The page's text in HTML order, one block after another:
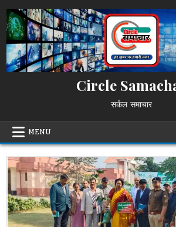
to
content
Circle
सर्कल समाचार
MENU